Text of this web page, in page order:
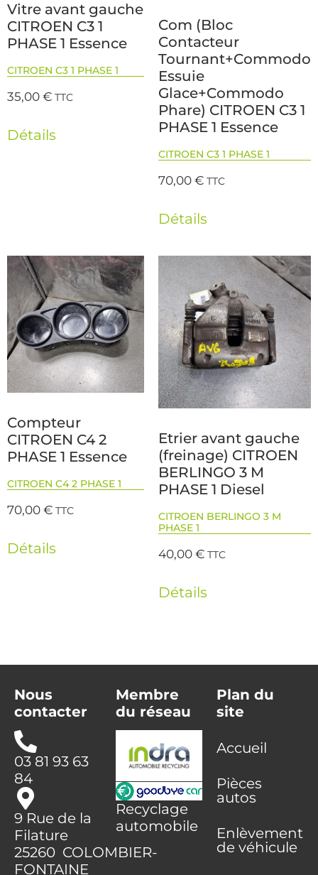
Vitre avant gauche
CITROEN C3 1
PHASE 1 Essence
CITROEN C3 1 PHASE 1
35,00€ TTC
Détails
Com (Bloc
Contacteur
Tournant+Commodo
Essuie
Glace+Commodo
Phare) CITROEN C3 1
PHASE 1 Essence
CITROEN C3 1 PHASE 1
70,00€ TTC
Détails
Compteur
CITROEN C4 2
PHASE 1 Essence
CITROEN C4 2 PHASE 1
70,00€ TTC
Détails
Etrier avant gauche
(freinage) CITROEN
BERLINGO 3 M
PHASE 1 Diesel
CITROEN BERLINGO 3 M
PHASE 1
40,00€ TTC
Détails
Nous
contacter
03 81 93 63
84
9 Rue de la
Filature
25260 COLOMBIER-
FONTAINE
Membre
du réseau
Recyclage
automobile
Plan du
site
Accueil
Pièces
autos
Enlèvement
de véhicule